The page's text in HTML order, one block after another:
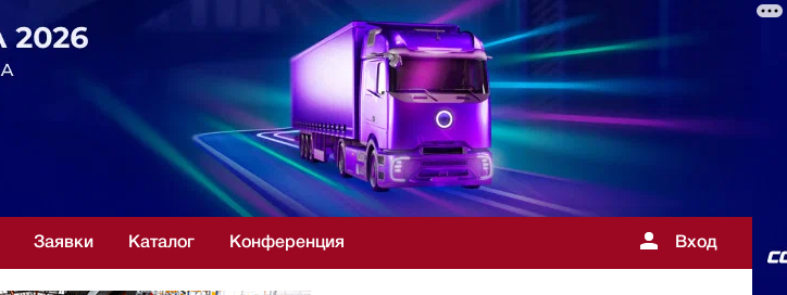
Вход
Заявки Каталог Конференция